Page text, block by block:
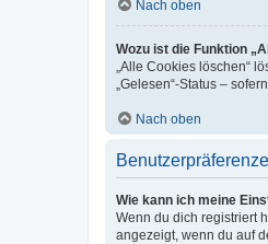
Nach oben
Wozu ist die Funktion
„Alle Cookies löschen“
„Gelesen“-Status –
Nach oben
Wie kann ich meine
Wenn du dich registriert
angezeigt, wenn du auf